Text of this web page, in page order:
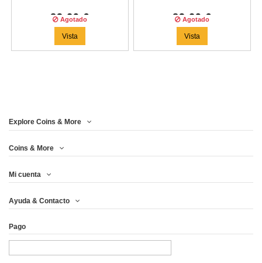
83,29 €
Agotado
Vista
83,29 €
Agotado
Vista
Explore Coins & More
Coins & More
Mi cuenta
Ayuda & Contacto
Pago